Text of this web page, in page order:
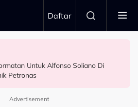
Daftar
Kembali Shooting, Akui Lagi Suka
- “Tak Semestinya Hero Saja
Untuk Alfonso Soliano Di
Petronas
Terakhir La Untuk Saya…” - Ezzanie
Masuk GV, Rasa Tak Adil Sebab…
Advertisement